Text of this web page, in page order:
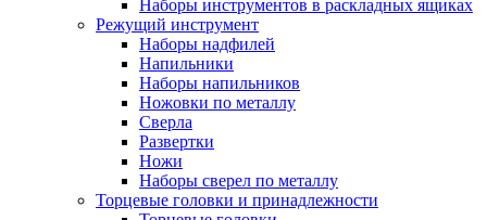
Наборы инструментов в раскладных ящиках
Режущий инструмент
Наборы надфилей
Напильники
Наборы напильников
Ножовки по металлу
Сверла
Развертки
Ножи
Наборы сверел по металлу
Торцевые головки и принадлежности